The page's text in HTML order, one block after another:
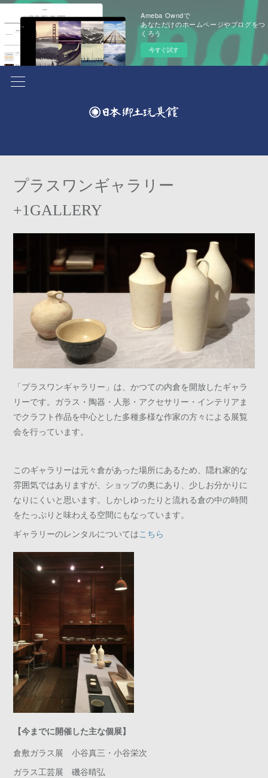
Ameba Owndで
あなただけのホームページやブログをつ
くろう
今すぐ試す
プラスワンギャラリー
+1GALLERY
「プラスワンギャラリー」は、かつての内倉を開放したギャラ
リーです。ガラス・陶器・人形・アクセサリー・インテリアま
でクラフト作品を中心とした多種多様な作家の方々による展覧
会を行っています。
このギャラリーは元々倉があった場所にあるため、隠れ家的な
雰囲気ではありますが、ショップの奥にあり、少しお分かりに
なりにくいと思います。しかしゆったりと流れる倉の中の時間
をたっぷりと味わえる空間にもなっています。
ギャラリーのレンタルについてはこちら
【今までに開催した主な個展】
倉敷ガラス展 小谷真三・小谷栄次
ガラス工芸展 磯谷晴弘